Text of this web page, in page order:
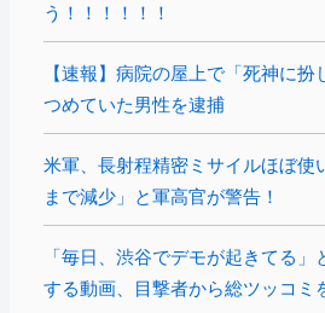
う！！！！！！
【速報】病院の屋上で「死神に
つめていた男性を逮捕
米軍、長射程精密ミサイルほぼ
まで減少」と軍高官が警告！
「毎日、渋谷でデモが起きてる
する動画、目撃者から総ツッコミ